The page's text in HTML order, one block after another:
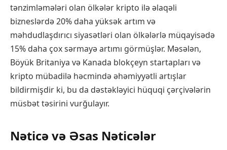
tənzimləmələri olan ölkələr kripto ilə əlaqəli
bizneslərdə 20% daha yüksək artım və
məhdudlaşdırıcı siyasətləri olan ölkələrlə müqayisədə
15% daha çox sərmayə artımı görmüşlər. Məsələn,
Böyük Britaniya və Kanada blokçeyn startapları və
kripto mübadilə həcmində əhəmiyyətli artışlar
bildirmişdir ki, bu da dəstəkləyici hüquqi çərçivələrin
müsbət təsirini vurğulayır.
Nəticə və Əsas Nəticələr